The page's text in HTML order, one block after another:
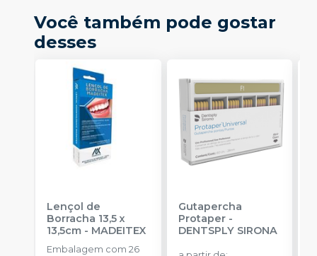
Você também pode gostar
desses
Lençol de
Borracha 13,5 x
13,5cm - MADEITEX
Embalagem com 26
Gutapercha
Protaper-
DENTSPLY SIRONA